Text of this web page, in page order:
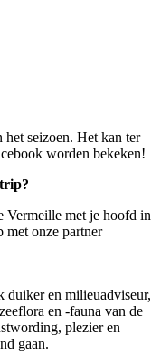
seizoen. Het kan ter
worden bekeken!
Vermeille met je hoofd in
met onze partner
duiker en milieuadviseur,
en -fauna van de
plezier en
gaan.